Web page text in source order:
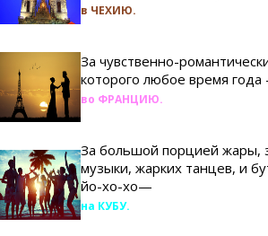
в ЧЕХИЮ.
За чувственно-
которого любое время
во ФРАНЦИЮ.
За большой порцией жары,
музыки, жарких танцев, и
йо-хо-хо—
на КУБУ.